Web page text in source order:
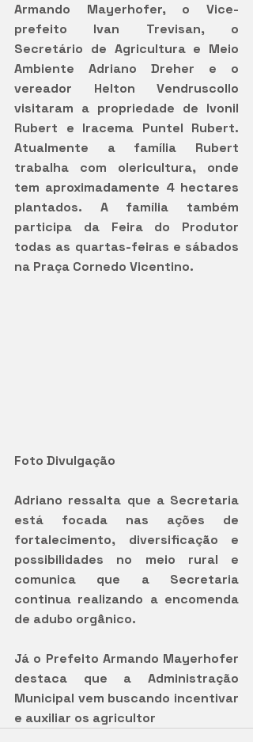
Armando Mayerhofer, o Vice-
prefeito Ivan Trevisan, o
Secretário de Agricultura e Meio
Ambiente Adriano Dreher e o
vereador Helton Vendruscollo
visitaram a propriedade de Ivonil
Rubert e Iracema Puntel Rubert.
Atualmente a família Rubert
trabalha com olericultura, onde
tem aproximadamente 4 hectares
plantados. A família também
participa da Feira do Produtor
todas as quartas-feiras e sábados
na Praça Cornedo Vicentino.
Foto Divulgação
Adriano ressalta que a Secretaria
está focada nas ações de
fortalecimento, diversificação e
possibilidades no meio rural e
comunica que a Secretaria
continua realizando a encomenda
de adubo orgânico.
Já o Prefeito Armando Mayerhofer
destaca que a Administração
Municipal vem buscando incentivar
e auxiliar os agricultor